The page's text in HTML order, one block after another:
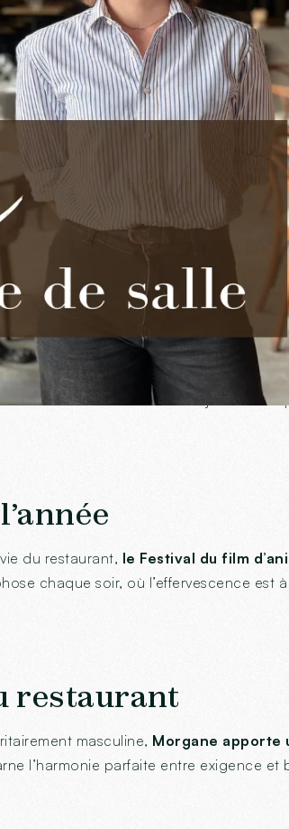
présence et leur bienveillance. Chez
du restaurant, apportant à chaque
avant tout le contact humain
. Que ce
bien et faire de chaque repas une
le dit sans détour :
travailler avec
Ingalls
être, c’est sans hésiter le jardin
dès l’arrivée des beaux jours. Un
du restaurant, le Festival du film
chaque soir, où l’effervescence est
restaurant
masculine, Morgane apporte
l’harmonie parfaite entre exigence et